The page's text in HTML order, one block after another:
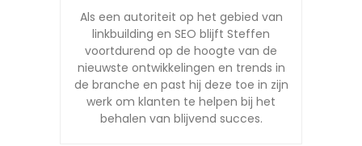
Als een autoriteit op het gebied van
linkbuilding en SEO blijft Steffen
voortdurend op de hoogte van de
nieuwste ontwikkelingen en trends in
de branche en past hij deze toe in zijn
werk om klanten te helpen bij het
behalen van blijvend succes.